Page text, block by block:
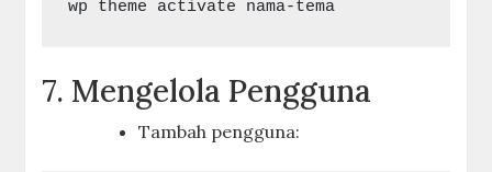
7. Mengelola Pengguna
Tambah pengguna: